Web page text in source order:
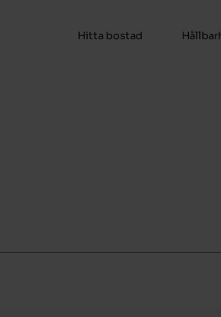
Hitta bostad